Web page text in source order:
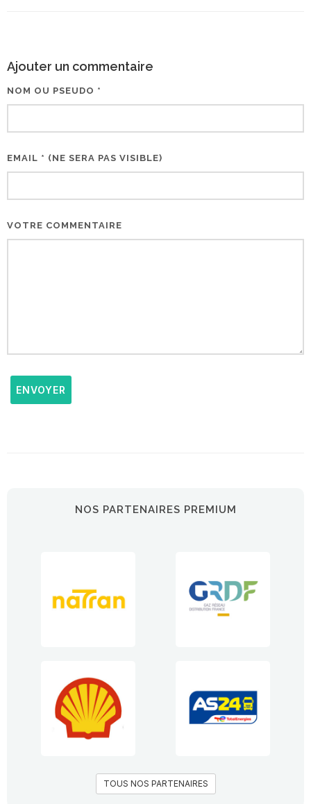
Ajouter un commentaire
NOM OU PSEUDO *
EMAIL * (NE SERA PAS VISIBLE)
VOTRE COMMENTAIRE
ENVOYER
NOS PARTENAIRES PREMIUM
TOUS NOS PARTENAIRES